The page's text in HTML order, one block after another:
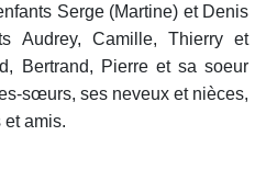
Serge (Martine) et Denis
Audrey, Camille, Thierry et
Bertrand, Pierre et sa soeur
sœurs, ses neveux et nièces,
amis.